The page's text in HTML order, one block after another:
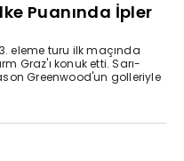
Puanında İpler
eleme turu ilk maçında
Graz'ı konuk etti. Sarı-
Greenwood'un golleriyle